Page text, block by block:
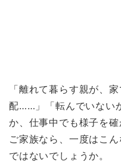
「離れて暮らす親が、
配……」「転んでいない
か、仕事中でも様子を
ご家族なら、一度はこ
ではないでしょうか。